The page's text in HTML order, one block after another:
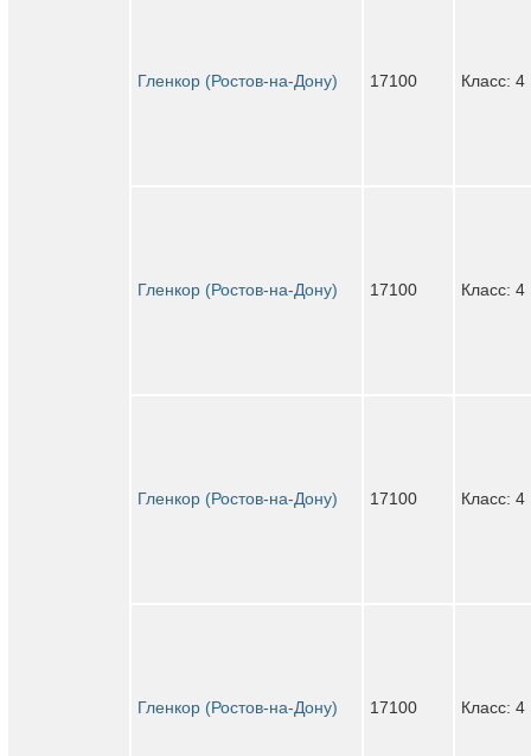
Гленкор (Ростов-на-Дону) 17100 Класс: 4
Гленкор (Ростов-на-Дону) 17100 Класс: 4
Гленкор (Ростов-на-Дону) 17100 Класс: 4
Гленкор (Ростов-на-Дону) 17100 Класс: 4